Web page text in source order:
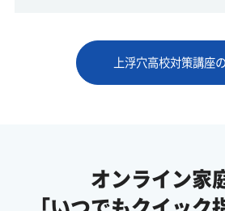
上浮穴高校対策講座
オンライン家